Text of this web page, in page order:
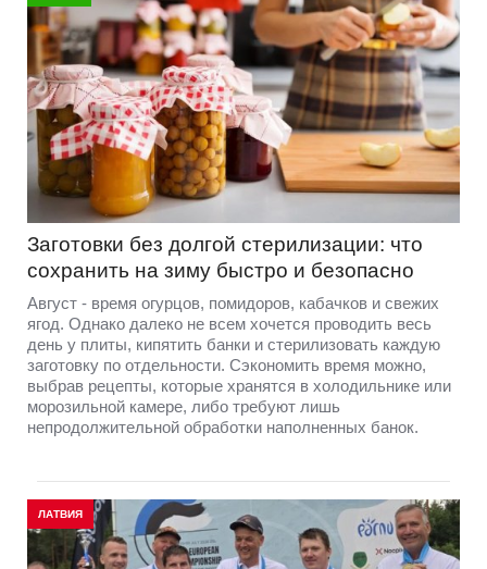
Заготовки без долгой стерилизации: что
сохранить на зиму быстро и безопасно
Август - время огурцов, помидоров, кабачков и свежих
ягод. Однако далеко не всем хочется проводить весь
день у плиты, кипятить банки и стерилизовать каждую
заготовку по отдельности. Сэкономить время можно,
выбрав рецепты, которые хранятся в холодильнике или
морозильной камере, либо требуют лишь
непродолжительной обработки наполненных банок.
ЛАТВИЯ